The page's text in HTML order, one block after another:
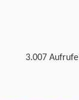
3.007 Aufrufe